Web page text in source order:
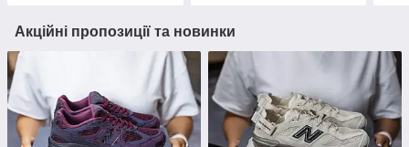
Акційні пропозиції та новинки